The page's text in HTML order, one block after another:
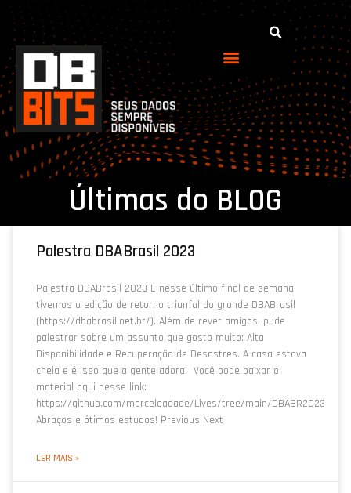
Últimas do BLOG
Palestra DBABrasil 2023
Palestra DBABrasil 2023 E nesse último final de semana
tivemos a edição de retorno triunfal do grande DBABrasil
(https://dbabrasil.net.br/). Além de rever amigos, pude
palestrar sobre um assunto que gosto muito: Alta
Disponibilidade e Recuperação de Desastres. A casa estava
cheia e é isso que a gente adora! Você pode baixar o
material aqui nesse link:
https://github.com/marceloadade/Lives/tree/main/DBABR2023
Abraços e ótimos estudos! Previous Next
LER MAIS »